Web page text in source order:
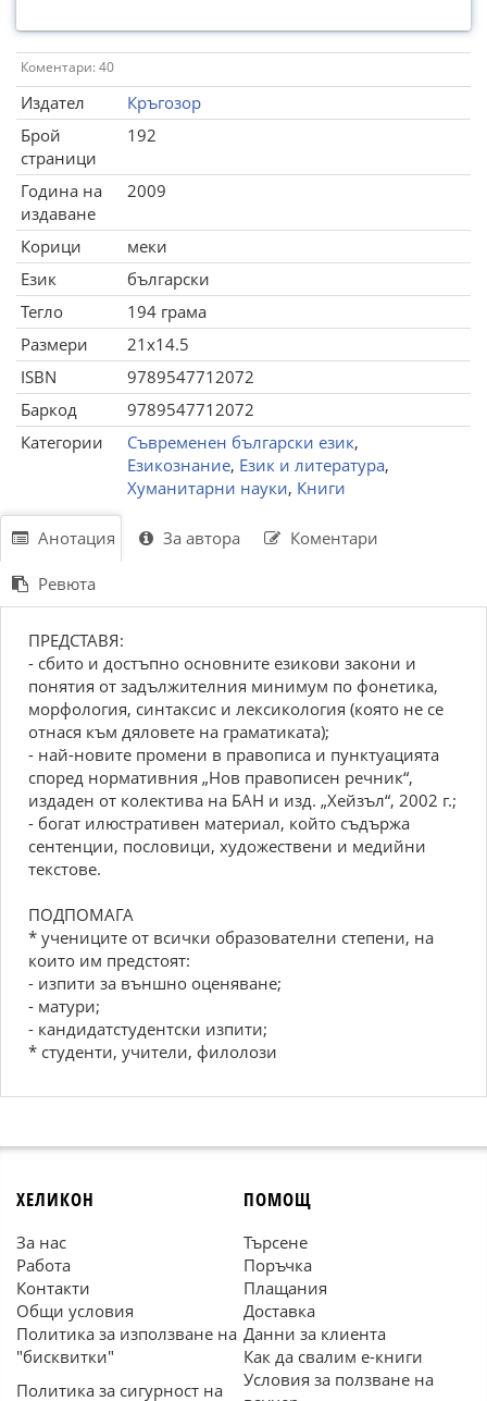
Коментари: 40
Издател
Кръгозор
Брой
страници
192
Година на
издаване
2009
Корици
меки
Език
български
Тегло
194 грама
Размери
21x14.5
ISBN
9789547712072
Баркод
9789547712072
Категории
Съвременен български език,
Езикознание, Език и литература,
Хуманитарни науки, Книги
Анотация За автора Коментари
Ревюта
ПРЕДСТАВЯ:
- сбито и достъпно основните езикови закони и
понятия от задължителния минимум по фонетика,
морфология, синтаксис и лексикология (която не се
отнася към дяловете на граматиката);
- най-новите промени в правописа и пунктуацията
според нормативния „Нов правописен речник“,
издаден от колектива на БАН и изд. „Хейзъл“, 2002 г.;
- богат илюстративен материал, който съдържа
сентенции, пословици, художествени и медийни
текстове.
ПОДПОМАГА
* учениците от всички образователни степени, на
които им предстоят:
- изпити за външно оценяване;
- матури;
- кандидатстудентски изпити;
* студенти, учители, филолози
ХЕЛИКОН
За нас
Работа
Контакти
Общи условия
Политика за използване на
"бисквитки"
Политика за сигурност на
ПОМОЩ
Търсене
Поръчка
Плащания
Доставка
Данни за клиента
Как да свалим е-книги
Условия за ползване на